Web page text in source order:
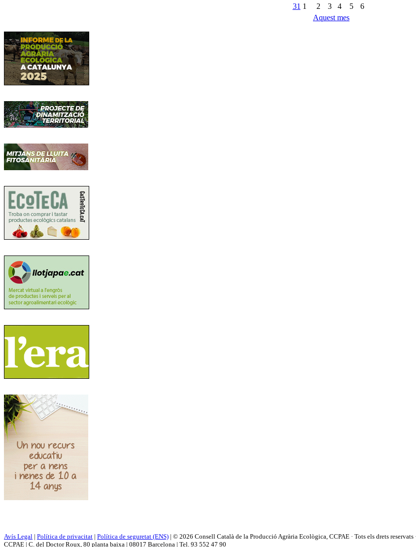
31 1 2 3 4 5
6
Aquest mes
Avís Legal | Política de privacitat | Política de seguretat (ENS) | © 2026 Consell Català de la Producció Agrària Ecològica, CCPAE · Tots els drets reservats ·
CCPAE | C. del Doctor Roux, 80 planta baixa | 08017 Barcelona | Tel. 93 552 47 90